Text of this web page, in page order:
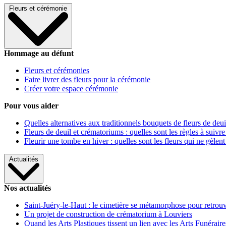
Fleurs et cérémonie
Hommage au défunt
Fleurs et cérémonies
Faire livrer des fleurs pour la cérémonie
Créer votre espace cérémonie
Pour vous aider
Quelles alternatives aux traditionnels bouquets de fleurs de
Fleurs de deuil et crématoriums : quelles sont les règles à
Fleurir une tombe en hiver : quelles sont les fleurs qui ne gèlent
Actualités
Nos actualités
Saint-Juéry-le-Haut : le cimetière se métamorphose pour
Un projet de construction de crématorium à Louviers
Quand les Arts Plastiques tissent un lien avec les Arts